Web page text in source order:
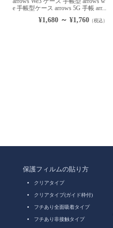
arrows We3 ケース 手帳型 arrows w
e 手帳型ケース arrows 5G 手帳 arr...
¥1,680 ～ ¥1,760（税込）
保護フィルムの貼り方
クリアタイプ
クリアタイプ(ガイド枠付)
フチあり全面吸着タイプ
フチあり非接触タイプ